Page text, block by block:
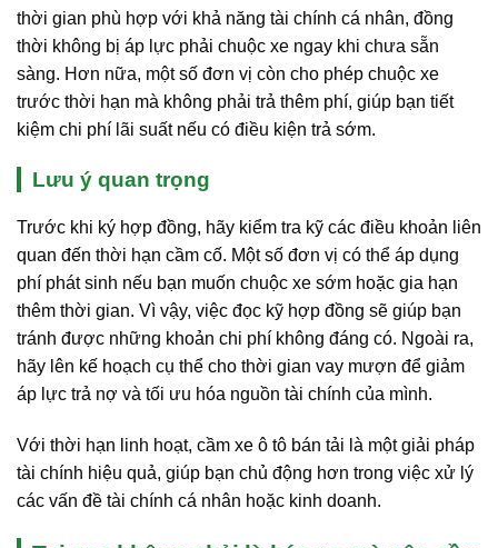
thời gian phù hợp với khả năng tài chính cá nhân, đồng
thời không bị áp lực phải chuộc xe ngay khi chưa sẵn
sàng. Hơn nữa, một số đơn vị còn cho phép chuộc xe
trước thời hạn mà không phải trả thêm phí, giúp bạn tiết
kiệm chi phí lãi suất nếu có điều kiện trả sớm.
Lưu ý quan trọng
Trước khi ký hợp đồng, hãy kiểm tra kỹ các điều khoản liên
quan đến thời hạn cầm cố. Một số đơn vị có thể áp dụng
phí phát sinh nếu bạn muốn chuộc xe sớm hoặc gia hạn
thêm thời gian. Vì vậy, việc đọc kỹ hợp đồng sẽ giúp bạn
tránh được những khoản chi phí không đáng có. Ngoài ra,
hãy lên kế hoạch cụ thể cho thời gian vay mượn để giảm
áp lực trả nợ và tối ưu hóa nguồn tài chính của mình.
Với thời hạn linh hoạt, cầm xe ô tô bán tải là một giải pháp
tài chính hiệu quả, giúp bạn chủ động hơn trong việc xử lý
các vấn đề tài chính cá nhân hoặc kinh doanh.